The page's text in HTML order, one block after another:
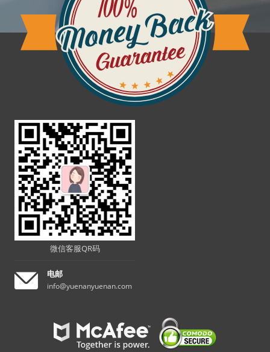
微信客服QR码
电邮
info@yuenanyuenan.com